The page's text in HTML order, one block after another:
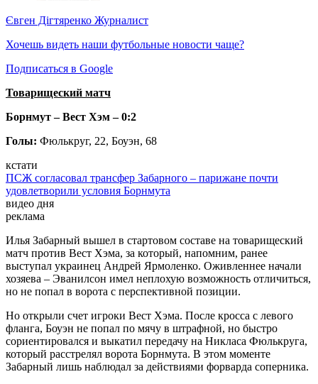
Євген Дігтяренко Журналист
Хочешь видеть наши футбольные новости чаще?
Подписаться в Google
Товарищеский матч
Борнмут – Вест Хэм – 0:2
Голы: Фюлькруг, 22, Боуэн, 68
кстати
ПСЖ согласовал трансфер Забарного – парижане почти
удовлетворили условия Борнмута
видео дня
реклама
Илья Забарный вышел в стартовом составе на товарищеский
матч против Вест Хэма, за который, напомним, ранее
выступал украинец Андрей Ярмоленко. Оживленнее начали
хозяева – Эванилсон имел неплохую возможность отличиться,
но не попал в ворота с перспективной позиции.
Но открыли счет игроки Вест Хэма. После кросса с левого
фланга, Боуэн не попал по мячу в штрафной, но быстро
сориентировался и выкатил передачу на Никласа Фюлькруга,
который расстрелял ворота Борнмута. В этом моменте
Забарный лишь наблюдал за действиями форварда соперника.